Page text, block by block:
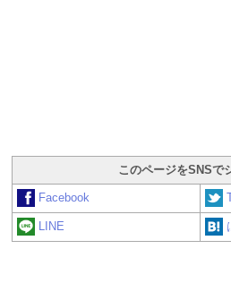
このページをSNSで
Facebook
LINE